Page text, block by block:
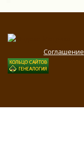
Соглашение